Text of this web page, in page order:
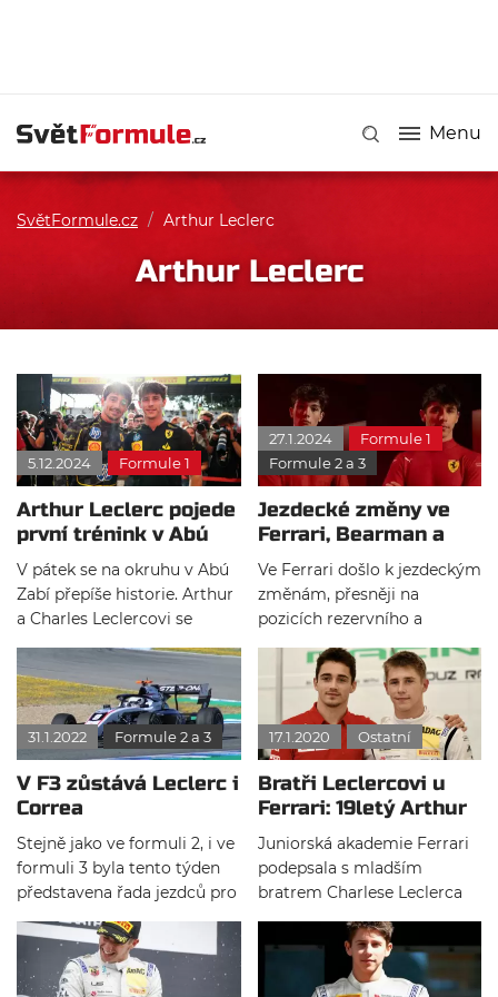
Menu
SvětFormule.cz / Arthur Leclerc
Arthur Leclerc
5.12.2024 Formule 1
Arthur Leclerc pojede
první trénink v Abú
Zabí
V pátek se na okruhu v Abú
Zabí přepíše historie. Arthur
a Charles Leclercovi se
stanou prvními bratry, kteří
se zúčastní tréninku na
velkou cenu pod stejným
týmem.
27.1.2024
Formule 1
Formule 2 a 3
Jezdecké změny ve
Ferrari, Bearman a
Leclerc povyšují
Ve Ferrari došlo k jezdeckým
změnám, přesněji na
pozicích rezervního a
vývojového jezdce. Nynější
pilot Premy ve formuli 2
Oliver Bearman postoupil
na rezervního jezdce italské
stáje. Další změnou je posun
Arthura Leclerca na pozici
vývojového jezdce.
31.1.2022 Formule 2 a 3
V F3 zůstává Leclerc i
Correa
Stejně jako ve formuli 2, i ve
formuli 3 byla tento týden
představena řada jezdců pro
a Leclerc a ani v této sérii
nebudu chybět piloti
juniorského programu Red
17.1.2020 Ostatní
Bratři Leclercovi u
Ferrari: 19letý Arthur
vstupuje do FDA
Juniorská akademie Ferrari
podepsala s mladším
bratrem Charlese Leclerca
se letos zúčastní
regionálního šampionátu
Formule 3 v Evropě s